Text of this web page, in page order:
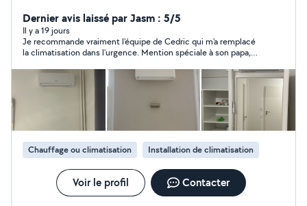
Artisan qualifié Devis gratuit Garantie décennale Basé à
Cannes - secteur Alpes maritimes - Var - Monaco -
Déplacement rapide C.C.L climatisation Artisan
indépendant, réactif & transparent Pompe à chaleur,
climatisation, Plomberie, Chauffe-eau, disponible du
lundi au samedi voir horaires ci dessous . Sauf cas
d'urgences en dehors de ces horaires.
Dernier avis laissé par Jasm : 5/5
Il y a 19 jours
Je recommande vraiment l'équipe de Cedric qui m'a remplacé
la climatisation dans l'urgence. Mention spéciale à son papa,
Chauffage ou climatisation Installation de climatisation
Voir le profil Contacter